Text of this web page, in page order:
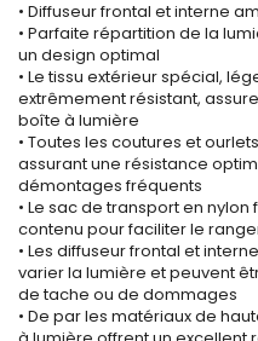
• Diffuseur frontal et interne
• Parfaite répartition de la
un design optimal
• Le tissu extérieur spécial,
extrêmement résistant,
boîte à lumière
• Toutes les coutures et
assurant une résistance
démontages fréquents
• Le sac de transport en
contenu pour faciliter le
• Les diffuseur frontal et
varier la lumière et peuvent
de tache ou de dommages
• De par les matériaux de